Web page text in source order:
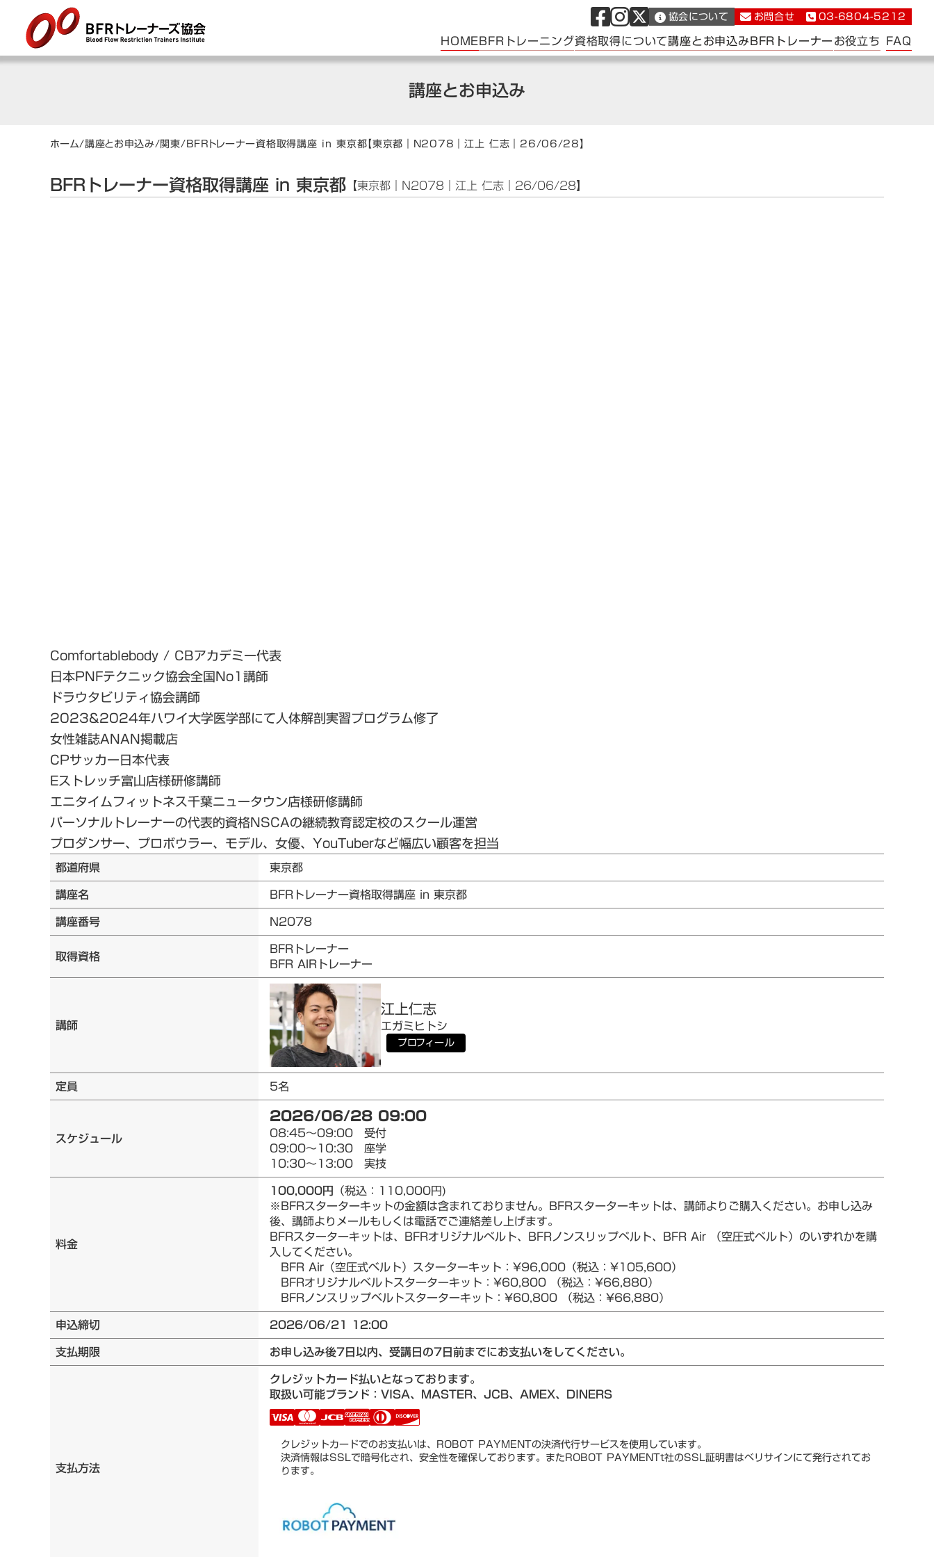
講座とお申込み
ホーム/講座とお申込み/関東/BFRトレーナー資格取得講座 in 東京都【東京都｜N2078｜江上 仁志｜26/06/28】
BFRトレーナー資格取得講座 in 東京都 【東京都｜N2078｜江上 仁志｜26/06/28】
Comfortablebody / CBアカデミー代表
日本PNFテクニック協会全国No1講師
ドラウタビリティ協会講師
2023&2024年ハワイ大学医学部にて人体解剖実習プログラム修了
女性雑誌ANAN掲載店
CPサッカー日本代表
Eストレッチ富山店様研修講師
エニタイムフィットネス千葉ニュータウン店様研修講師
パーソナルトレーナーの代表的資格NSCAの継続教育認定校のスクール運営
プロダンサー、プロボウラー、モデル、女優、YouTuberなど幅広い顧客を担当
都道府県
東京都
講座名
BFRトレーナー資格取得講座 in 東京都
講座番号
N2078
取得資格
BFRトレーナー
BFR AIRトレーナー
講師
江上仁志
エガミヒトシ
プロフィール
定員 5名
スケジュール
2026/06/28 09:00
08:45～09:00 受付
09:00～10:30 座学
10:30～13:00 実技
料金
100,000円 （税込：110,000円)
※BFRスターターキットの金額は含まれておりません。BFRスターターキットは、講師よりご購入ください。お申し込み
後、講師よりメールもしくは電話でご連絡差し上げます。
BFRスターターキットは、BFRオリジナルベルト、BFRノンスリップベルト、BFR Air （空圧式ベルト）のいずれかを購
入してください。
BFR Air（空圧式ベルト）スターターキット：¥96,000（税込：¥105,600）
BFRオリジナルベルトスターターキット：¥60,800 （税込：¥66,880）
BFRノンスリップベルトスターターキット：¥60,800 （税込：¥66,880）
申込締切
2026/06/21 12:00
支払期限
お申し込み後7日以内、受講日の7日前までにお支払いをしてください。
支払方法
クレジットカード払いとなっております。
取扱い可能ブランド：VISA、MASTER、JCB、AMEX、DINERS
クレジットカードでのお支払いは、ROBOT PAYMENTの決済代行サービスを使用しています。
決済情報はSSLで暗号化され、安全性を確保しております。またROBOT PAYMENTt社のSSL証明書はベリサインにて発行されてお
ります。
協会について お問合せ 03-6804-5212
HOMEBFRトレーニング資格取得について講座とお申込みBFRトレーナーお役立ち FAQ